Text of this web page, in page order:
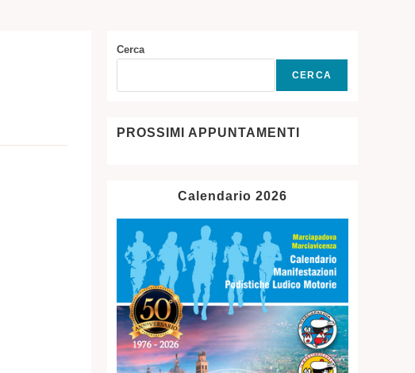
Cerca
CERCA
PROSSIMI APPUNTAMENTI
Calendario 2026